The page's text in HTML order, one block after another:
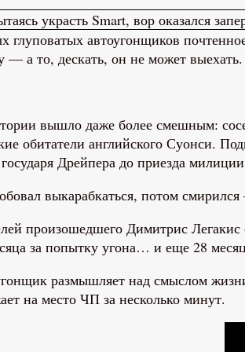
глуповатых автоугонщиков
— а то, дескать, он не может выехать.
вышло даже более смешным:
обитатели английского Суонси.
Дрейпера до приезда
выкарабкаться, потом
произошедшего Димитрис
за попытку угона… и еще 28
размышляет над смыслом
на место ЧП за несколько минут.